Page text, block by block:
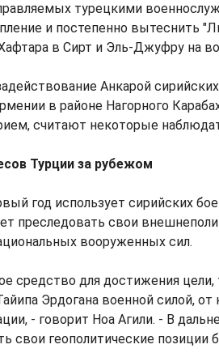
турецкими
и постепенно вытеснить
в Сирт и Эль-Джуфру на
Анкарой
в районе Нагорного
считают некоторые
Турции за рубежом
год использует сирийских
преследовать свои
вооруженных сил.
средство для достижения цели,
Эрдогана военной силой,
- говорит Ноа Агили. - В
свои геополитические позиции